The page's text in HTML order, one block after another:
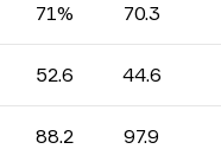
71% 70.3
52.6 44.6
88.2 97.9